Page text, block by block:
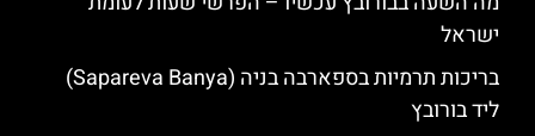
ישראל
בריכות תרמיות בספארבה בניה (Sapareva Banya)
ליד בורובץ